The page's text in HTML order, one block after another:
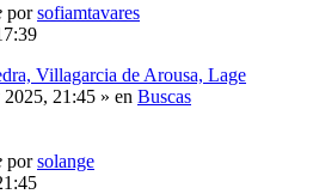
porsofiamtavares
Villagarcia de Arousa, Lage
21:45 » en Buscas
porsolange